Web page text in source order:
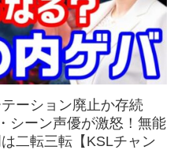
ーション廃止か存続
シーン声優が激怒！無能
二転三転【KSLチャン